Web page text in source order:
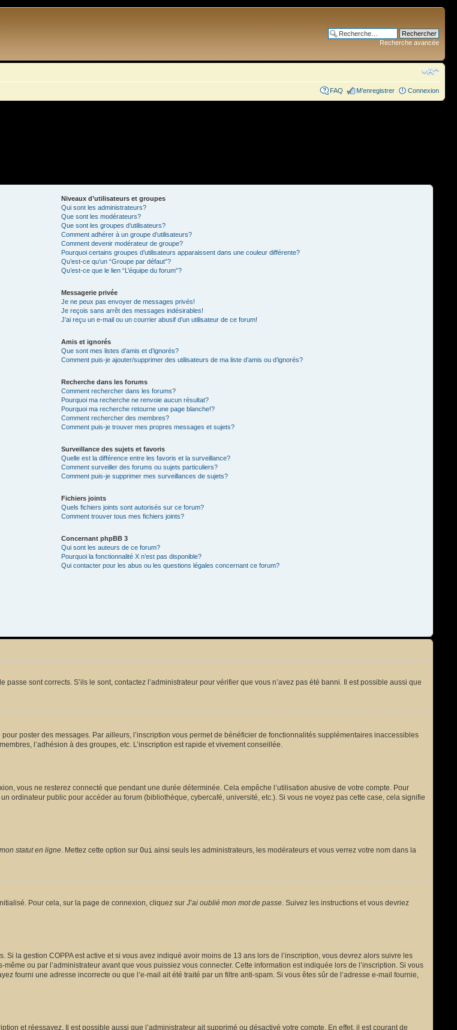
Recherche avancée
FAQ M’enregistrer Connexion
Niveaux d’utilisateurs et groupes
Qui sont les administrateurs?
Que sont les modérateurs?
Que sont les groupes d’utilisateurs?
Comment adhérer à un groupe d’utilisateurs?
Comment devenir modérateur de groupe?
Pourquoi certains groupes d’utilisateurs apparaissent dans une couleur différente?
Qu’est-ce qu’un “Groupe par défaut”?
Qu’est-ce que le lien “L’équipe du forum”?
Messagerie privée
Je ne peux pas envoyer de messages privés!
Je reçois sans arrêt des messages indésirables!
J’ai reçu un e-mail ou un courrier abusif d’un utilisateur de ce forum!
Amis et ignorés
Que sont mes listes d’amis et d’ignorés?
Comment puis-je ajouter/supprimer des utilisateurs de ma liste d’amis ou d’ignorés?
Recherche dans les forums
Comment rechercher dans les forums?
Pourquoi ma recherche ne renvoie aucun résultat?
Pourquoi ma recherche retourne une page blanche!?
Comment rechercher des membres?
Comment puis-je trouver mes propres messages et sujets?
Surveillance des sujets et favoris
Quelle est la différence entre les favoris et la surveillance?
Comment surveiller des forums ou sujets particuliers?
Comment puis-je supprimer mes surveillances de sujets?
Fichiers joints
Quels fichiers joints sont autorisés sur ce forum?
Comment trouver tous mes fichiers joints?
Concernant phpBB 3
Qui sont les auteurs de ce forum?
Pourquoi la fonctionnalité X n’est pas disponible?
Qui contacter pour les abus ou les questions légales concernant ce forum?
sont corrects. S’ils le sont, contactez l’administrateur pour vérifier que vous n’avez pas été banni. Il est possible aussi que
poster des messages. Par ailleurs, l’inscription vous permet de bénéficier de fonctionnalités supplémentaires inaccessibles
l’adhésion à des groupes, etc. L’inscription est rapide et vivement conseillée.
vous ne resterez connecté que pendant une durée déterminée. Cela empêche l’utilisation abusive de votre compte. Pour
ordinateur public pour accéder au forum (bibliothèque, cybercafé, université, etc.). Si vous ne voyez pas cette case, cela signifie
statut en ligne. Mettez cette option sur Oui ainsi seuls les administrateurs, les modérateurs et vous verrez votre nom dans la
Pour cela, sur la page de connexion, cliquez sur J’ai oublié mon mot de passe. Suivez les instructions et vous devriez
Si la gestion COPPA est active et si vous avez indiqué avoir moins de 13 ans lors de l’inscription, vous devrez alors suivre les
ou par l’administrateur avant que vous puissiez vous connecter. Cette information est indiquée lors de l’inscription. Si vous
fourni une adresse incorrecte ou que l’e-mail ait été traité par un filtre anti-spam. Si vous êtes sûr de l’adresse e-mail fournie,
et réessayez. Il est possible aussi que l’administrateur ait supprimé ou désactivé votre compte. En effet, il est courant de